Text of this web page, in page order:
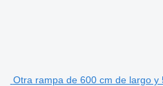
Otra rampa de 600 cm de largo